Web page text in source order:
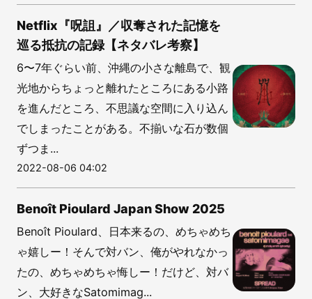
Netflix『呪詛』／収奪された記憶を
巡る抵抗の記録【ネタバレ考察】
6〜7年ぐらい前、沖縄の小さな離島で、観
光地からちょっと離れたところにある小路
を進んだところ、不思議な空間に入り込ん
でしまったことがある。不揃いな石が数個
ずつま...
2022-08-06 04:02
Benoît Pioulard Japan Show 2025
Benoît Pioulard、日本来るの、めちゃめち
ゃ嬉しー！そんで対バン、俺がやれなかっ
たの、めちゃめちゃ悔しー！だけど、対バ
ン、大好きなSatomimag...